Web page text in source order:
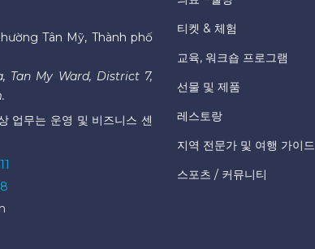
Tân Mỹ, Thành phố
Tan My Ward, District 7,
업무는 운영 및 비즈니스 센
티켓 & 체험
교육, 워크숍 프로그램
선물 및 제품
레스토랑
지역 전문가 및 여행 가이드
스포츠 / 커뮤니티